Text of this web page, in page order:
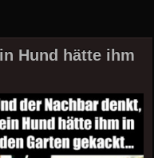
Hund hätte ihm